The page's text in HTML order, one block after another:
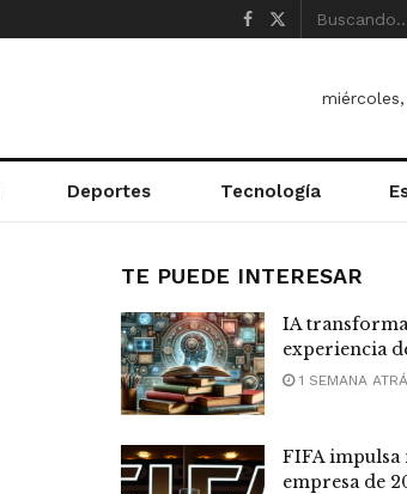
Deportes Tecnología
TE PUEDE INTERESAR
IA
experiencia
1 SEMANA
FIFA impulsa
empresa de